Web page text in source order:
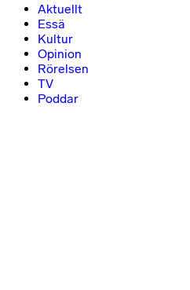
Aktuellt
Essä
Kultur
Opinion
Rörelsen
TV
Poddar